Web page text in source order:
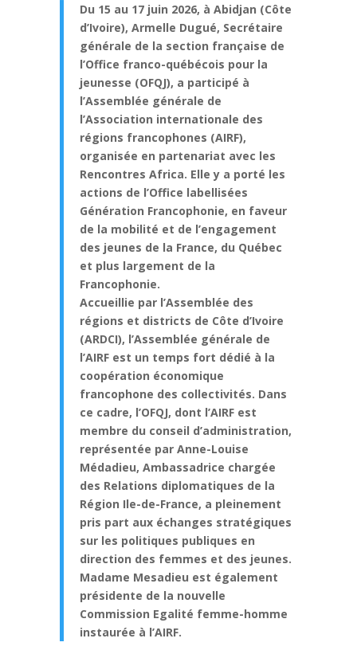
Du 15 au 17 juin 2026, à Abidjan (Côte
d’Ivoire), Armelle Dugué, Secrétaire
générale de la section française de
l’Office franco-québécois pour la
jeunesse (OFQJ), a participé à
l’Assemblée générale de
l’Association internationale des
régions francophones (AIRF),
organisée en partenariat avec les
Rencontres Africa. Elle y a porté les
actions de l’Office labellisées
Génération Francophonie, en faveur
de la mobilité et de l’engagement
des jeunes de la France, du Québec
et plus largement de la
Francophonie.
Accueillie par l’Assemblée des
régions et districts de Côte d’Ivoire
(ARDCI), l’Assemblée générale de
l’AIRF est un temps fort dédié à la
coopération économique
francophone des collectivités. Dans
ce cadre, l’OFQJ, dont l’AIRF est
membre du conseil d’administration,
représentée par Anne-Louise
Médadieu, Ambassadrice chargée
des Relations diplomatiques de la
Région Ile-de-France, a pleinement
pris part aux échanges stratégiques
sur les politiques publiques en
direction des femmes et des jeunes.
Madame Mesadieu est également
présidente de la nouvelle
Commission Egalité femme-homme
instaurée à l’AIRF.